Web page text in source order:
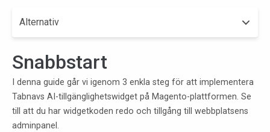
Alternativ
- press button to select
Snabbstart
I denna guide går vi igenom 3 enkla steg för att implementera
Tabnavs AI-tillgänglighetswidget på Magento-plattformen. Se
till att du har widgetkoden redo och tillgång till webbplatsens
adminpanel.